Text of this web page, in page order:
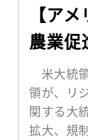
【ア
農業促
米大統
領が、リ
関する大
拡大、規